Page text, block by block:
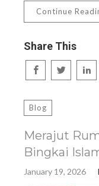
Continue
Share This
Blog
Merajut
Bingkai
January 19, 2026